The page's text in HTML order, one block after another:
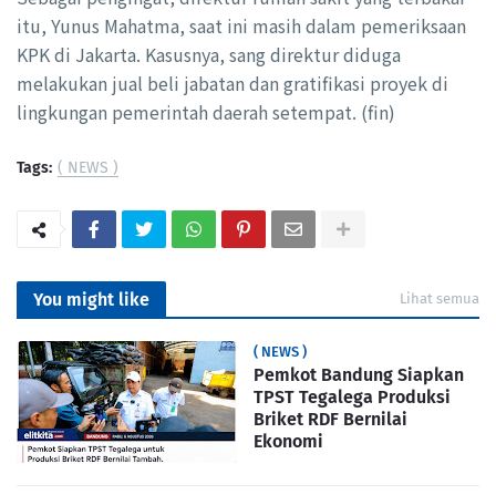
itu, Yunus Mahatma, saat ini masih dalam pemeriksaan
KPK di Jakarta. Kasusnya, sang direktur diduga
melakukan jual beli jabatan dan gratifikasi proyek di
lingkungan pemerintah daerah setempat. (fin)
Tags: ( NEWS )
You might like Lihat semua
( NEWS )
Pemkot Bandung Siapkan
TPST Tegalega Produksi
Briket RDF Bernilai
Ekonomi